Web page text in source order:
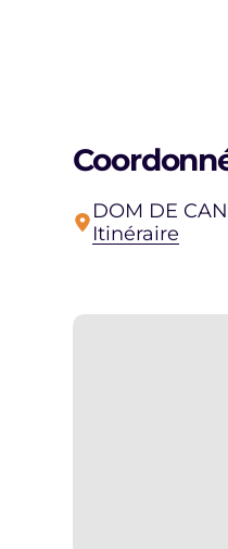
DOM DE
Itinéraire